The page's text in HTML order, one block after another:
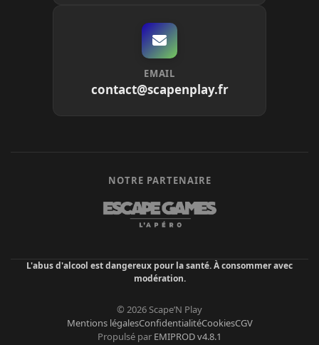
EMAIL
contact@scapenplay.fr
NOTRE PARTENAIRE
L'abus d'alcool est dangereux pour la santé. À consommer avec
modération.
© 2026 Scape’N Play
Mentions légalesConfidentialitéCookiesCGV
Propulsé par EMIPROD v4.8.1